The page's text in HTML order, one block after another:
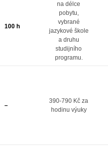
100 h
na délce
pobytu,
vybrané
jazykové škole
a druhu
studijního
programu.
–
390-790 Kč za
hodinu výuky